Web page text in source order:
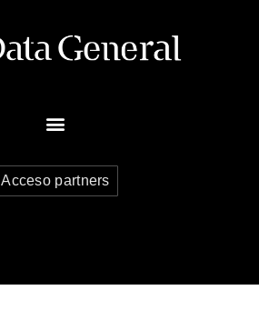
Acceso partners